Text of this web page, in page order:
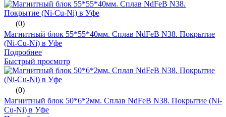
(0)
Магнитный блок 55*55*40мм. Сплав NdFeB N38. Покрытие
(Ni-Cu-Ni) в Уфе
Подробнее
Быстрый просмотр
(0)
Магнитный блок 50*6*2мм. Сплав NdFeB N38. Покрытие (Ni-
Cu-Ni) в Уфе